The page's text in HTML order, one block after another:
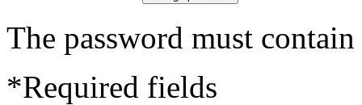
The password must
*Required fields